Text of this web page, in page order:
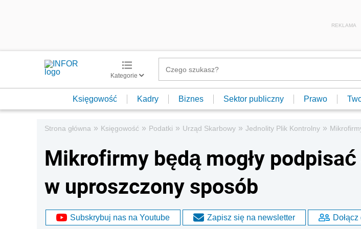
REKLAMA
Kategorie
Księgowość Kadry Biznes Sektor publiczny Prawo
Strona główna » Księgowość » Podatki » Urząd Skarbowy » Jednolity Plik Kontrolny »
Mikrofirmy będą mogły podpisać
w uproszczony sposób
Subskrybuj nas na Youtube Zapisz się na newsletter